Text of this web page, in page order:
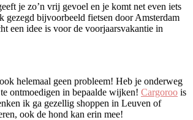
je zo’n vrij gevoel en je komt net even iets
gezegd bijvoorbeeld fietsen door Amsterdam
een idee is voor de voorjaarsvakantie in
helemaal geen probleem! Heb je onderweg
ontmoedigen in bepaalde wijken! Cargoroo is
ik ga gezellig shoppen in Leuven of
ook de hond kan erin mee!